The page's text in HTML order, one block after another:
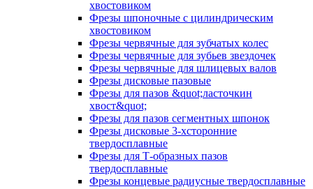
хвостовиком
Фрезы шпоночные с цилиндрическим
хвостовиком
Фрезы червячные для зубчатых колес
Фрезы червячные для зубьев звездочек
Фрезы червячные для шлицевых валов
Фрезы дисковые пазовые
Фрезы для пазов &quot;ласточкин
хвост&quot;
Фрезы для пазов сегментных шпонок
Фрезы дисковые 3-хсторонние
твердосплавные
Фрезы для Т-образных пазов
твердосплавные
Фрезы концевые радиусные твердосплавные